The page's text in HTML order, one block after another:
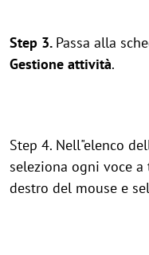
Step 3. Passa alla
Gestione attività.
Step 4. Nell"elenco
seleziona ogni voce
destro del mouse e